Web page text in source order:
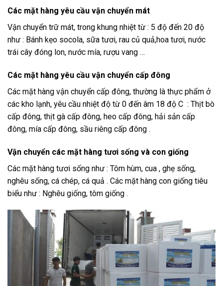
Các mặt hàng yêu cầu vận chuyển mát
Vận chuyển trữ mát, trong khung nhiệt từ : 5 độ đến 20 độ
như : Bánh kẹo socola, sữa tươi, rau củ quả,hoa tươi, nước
trái cây đóng lon, nước mía, rượu vang …
Các mặt hàng yêu cầu vận chuyển cấp đông
Các mặt hàng vận chuyển cấp đông, thường là thực phẩm ở
các kho lạnh, yêu cầu nhiệt độ từ 0 đến âm 18 độ C : Thịt bò
cấp đông, thịt gà cấp đông, heo cấp đông, hải sản cấp
đông, mía cấp đông, sầu riêng cấp đông .
Vận chuyển các mặt hàng tươi sống và con giống
Các mặt hàng tươi sống như : Tôm hùm, cua , ghẹ sống,
nghêu sống, cá chép, cá quả . Các mặt hàng con giống tiêu
biểu như : Nghêu giống, tôm giống .